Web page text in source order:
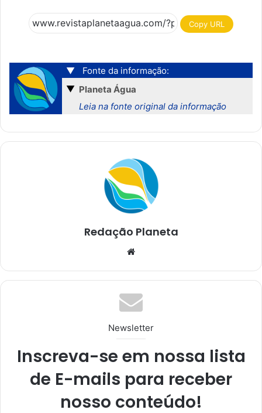
Copy URL
▼
Fonte da informação:
▼ Planeta Água
Leia na fonte original da informação
Redação Planeta
te
Newsletter
Inscreva-se em nossa lista
de E-mails para receber
nosso conteúdo!